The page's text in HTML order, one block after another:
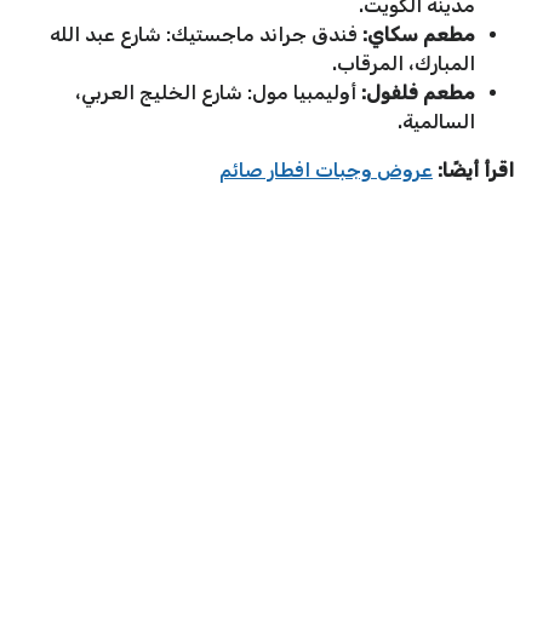
مدينة الكويت.
مطعم سكاي: فندق جراند ماجستيك: شارع عبد الله
المبارك، المرقاب.
مطعم فلفول: أوليمبيا مول: شارع الخليج العربي،
السالمية.
اقرأ أيضًا: عروض وجبات افطار صائم